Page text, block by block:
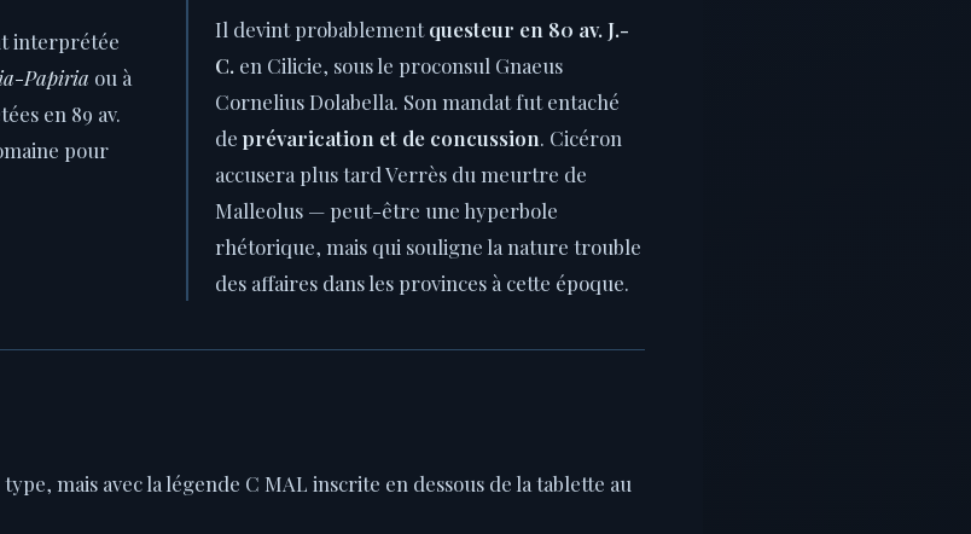
interprétée
Papiria ou à
en 89 av.
pour
Il devint probablementquesteur en 80 av. J.-
C. en Cilicie, sous le proconsul Gnaeus
Cornelius Dolabella. Son mandat fut entaché
de prévarication et de concussion. Cicéron
accusera plus tard Verrès du meurtre de
Malleolus — peut-être une hyperbole
rhétorique, mais qui souligne la nature trouble
des affaires dans les provinces à cette époque.
mais avec la légende C MAL inscrite en dessous de la tablette au